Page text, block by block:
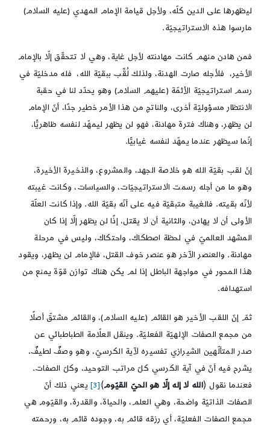
ليظهرها على الدين كلّه، ولأجل قيامة الإمام المهدي (عليه السلام)
مارسوا هذه الاستراتيجيّة.
فمن هادن منهم كانت مهادنته لأجل غاية، وهي لا تتحقّق إلّا بالإمام
الأخير، فلأجله صارت الهدنة، ولذلك لُقِّب ببقيّة الله، فله مدخليّة في
رسم استراتيجيّة الأئمّة (عليهم السلام) وهو يحدّد لنا في حقبة
الانتظار مسؤوليّة أخرى، والناتج من هذا الأمر خطير جدًا، أنّ الإمام
لن يظهر، وهناك فترة مهادنة، فهو لن يظهر ليمهّد لنفسه ظاهريًّا،
إنّما سيظهر عندما يمهّد لنفسه غيابيًّا.
إنّ لقب بقيّة الله هو خلاصة الجهد، والمشروع، والذخيرة الأخيرة،
وهو ما من أجله رسمت الاستراتيجيّات، والسياسات، وكانت غيبته
لأنّه بقيته. فالغيبة متبقيّة فيه على أنّه بقيّة الله. وإذا كانت العلّة
الأولى أن لا يهادن، والثانية أن لا يقتل، إذًا لن يظهر إلّا إذا كان
المشهد العالميّ في لحظة اصطكاك، واحتكاك، وليس في مرحلة
مهادنة. والعنصر الآخر هو عنصر خوف القتل، فالإمام لن يظهر، ويقود
هذا المحور في مواجهة الباطل إذا لم يكن هناك توازن قوّة يمنع من
استهدافه.
ثمّ إنّ اللقب الأخير هو القائم (عليه السلام)، والقائم مشتقّ أصلًا
من مجمع الصفات الإلهيّة الفعليّة. وينقل العلّامة الطباطبائي عن
صدر المتألّهين الشيرازي تفسيره لآية الكرسيّ، وهو وصفٌ لطيفٌ،
يشرح فيه أنّ في آية الكرسي كلّ مراتب التوحيد، وكلّ الصفات.
فعندما نقول ﴿الله لا إله إلّا هو الحيّ القيّوم﴾[3]
يعني ذلك أنّ
الصفات الذاتيّة واضحة، وهي العلم، والحياة، والقدرة، والقيّوم هي
مجمع الصفات الفعليّة، أي رزقه قائم به، وجوده قائم به، ورحمته